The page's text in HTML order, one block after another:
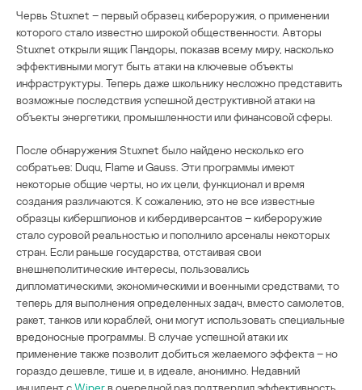
Червь Stuxnet – первый образец кибероружия, о применении
которого стало известно широкой общественности. Авторы
Stuxnet открыли ящик Пандоры, показав всему миру, насколько
эффективными могут быть атаки на ключевые объекты
инфраструктуры. Теперь даже школьнику несложно представить
возможные последствия успешной деструктивной атаки на
объекты энергетики, промышленности или финансовой сферы.
После обнаружения Stuxnet было найдено несколько его
собратьев: Duqu, Flame и Gauss. Эти программы имеют
некоторые общие черты, но их цели, функционал и время
создания различаются. К сожалению, это не все известные
образцы кибершпионов и кибердиверсантов – кибероружие
стало суровой реальностью и пополнило арсеналы некоторых
стран. Если раньше государства, отстаивая свои
внешнеполитические интересы, пользовались
дипломатическими, экономическими и военными средствами, то
теперь для выполнения определенных задач, вместо самолетов,
ракет, танков или кораблей, они могут использовать специальные
вредоносные программы. В случае успешной атаки их
применение также позволит добиться желаемого эффекта – но
гораздо дешевле, тише и, в идеале, анонимно. Недавний
инцидент сWiperв очередной раз подтвердил эффективность